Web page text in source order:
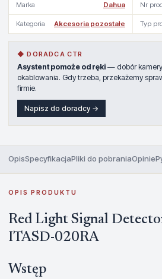
Marka Dahua Nr
Kategoria Akcesoria pozostałe Typ
◆ DORADCA CTR
Asystent pomoże od ręki — dobór
okablowania. Gdy trzeba, przekażemy
firmie.
Napisz do doradcy →
OpisSpecyfikacjaPliki do pobraniaOpinie
OPIS PRODUKTU
Red Light Signal
ITASD-020RA
Wstęp